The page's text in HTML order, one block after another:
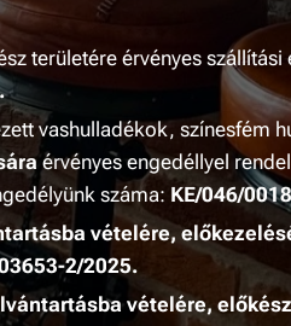
területére érvényes
vashulladékok, színesfém
érvényes engedéllyel
száma: KE/046/
vételére,
2/2025.
vételére,